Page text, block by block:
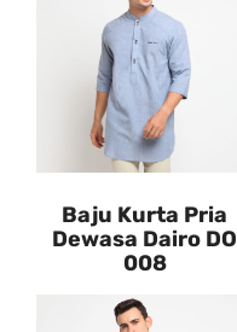
Baju Kurta Pria
Dewasa Dairo DO
008